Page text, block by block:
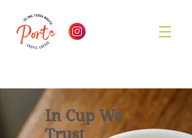
In Cup We
Trust